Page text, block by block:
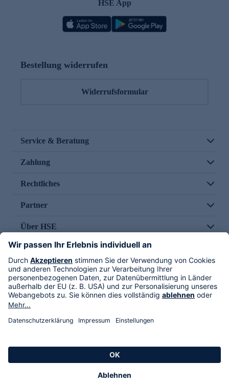
HSE App
Bestellung widerrufen
Widerrufsformular
Service & Beratung
Zahlung
Rechtliches
Partner
Über HSE
Im TV
HSE International